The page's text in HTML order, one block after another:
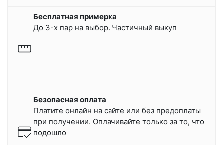
Бесплатная примерка
До 3-х пар на выбор. Частичный выкуп
Безопасная оплата
Платите онлайн на сайте или без предоплаты
при получении. Оплачивайте только за то, что
подошло